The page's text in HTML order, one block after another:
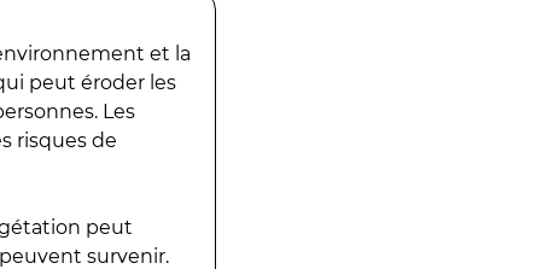
et la
peut éroder les
Les
risques de
peut
survenir.